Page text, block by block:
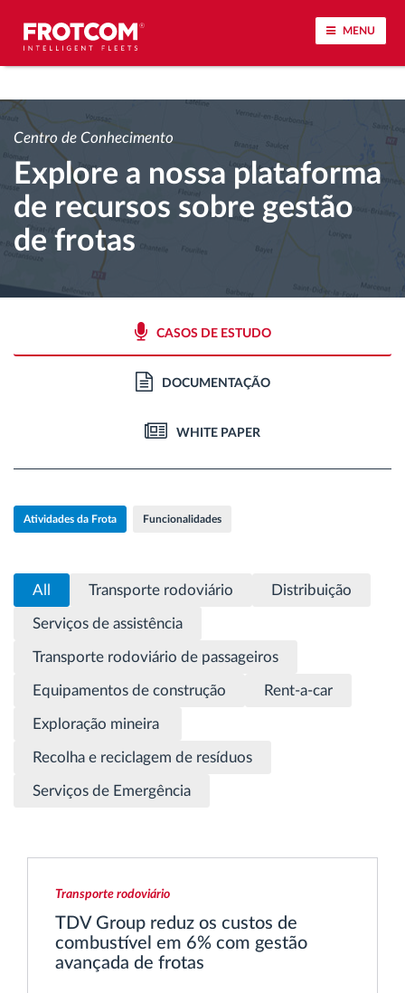
MENU
Localização de veículos e monitorização de
sensores
Análise do estilo de condução
Monitorização dos tempos de condução
Gestão de tarefas
Descarga remota de tacógrafo
Controlo de acesso
Gestão de Combustível
Planeamento e monitorização de rotas
Identificação automática de condutores
Ver todas as funcionalidades
Como resolvemos cada necessidade da
atividade da frota
Centro de Conhecimento
Explore a nossa plataforma
de recursos sobre gestão
de frotas
CASOS DE ESTUDO
DOCUMENTAÇÃO
WHITE PAPER
Atividades da Frota Funcionalidades
All Transporte rodoviário Distribuição
Serviços de assistência
Transporte rodoviário de passageiros
Equipamentos de construção Rent-a-car
Exploração mineira
Recolha e reciclagem de resíduos
Serviços de Emergência
Transporte rodoviário
TDV Group reduz os custos de
combustível em 6% com gestão
avançada de frotas